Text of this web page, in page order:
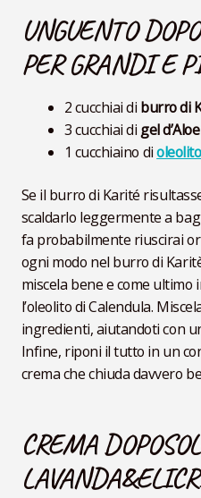
UNGUENTO
PER GRANDI E
2 cucchiai di burro di
3 cucchiai di gel
1 cucchiaino di
Se il burro di Karité
scaldarlo leggermente a
fa probabilmente riuscirai
ogni modo nel burro di
miscela bene e come
l’oleolito di Calendula.
ingredienti, aiutandoti con
Infine, riponi il tutto in un
crema che chiuda davvero
CREMA